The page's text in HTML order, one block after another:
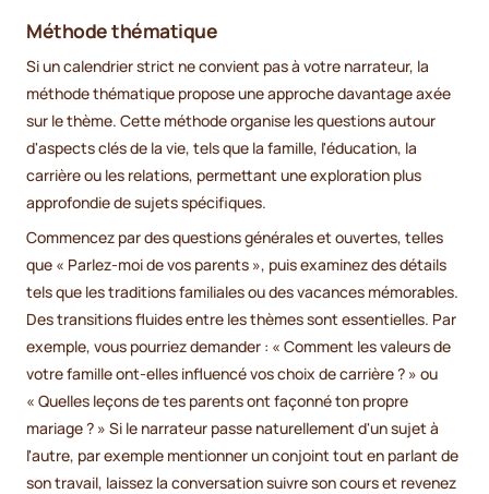
Méthode thématique
Si un calendrier strict ne convient pas à votre narrateur, la
méthode thématique propose une approche davantage axée
sur le thème. Cette méthode organise les questions autour
d'aspects clés de la vie, tels que la famille, l'éducation, la
carrière ou les relations, permettant une exploration plus
approfondie de sujets spécifiques.
Commencez par des questions générales et ouvertes, telles
que « Parlez-moi de vos parents », puis examinez des détails
tels que les traditions familiales ou des vacances mémorables.
Des transitions fluides entre les thèmes sont essentielles. Par
exemple, vous pourriez demander : « Comment les valeurs de
votre famille ont-elles influencé vos choix de carrière ? » ou
« Quelles leçons de tes parents ont façonné ton propre
mariage ? » Si le narrateur passe naturellement d'un sujet à
l'autre, par exemple mentionner un conjoint tout en parlant de
son travail, laissez la conversation suivre son cours et revenez